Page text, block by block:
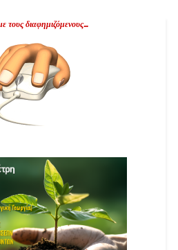
τους διαφημιζόμενους...